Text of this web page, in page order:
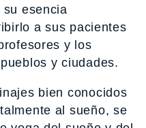
esencia
a sus pacientes
y los
y ciudades.
bien conocidos
al sueño, se